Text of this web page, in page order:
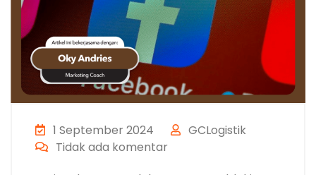
1 September 2024
GCLogistik
Tidak ada komentar